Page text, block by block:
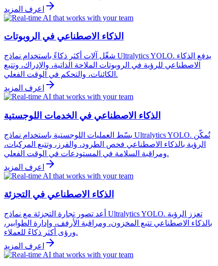
اعرف المزيد
الذكاء الاصطناعي في الروبوتات
شغّل آلات أكثر ذكاءً باستخدام نماذج Ultralytics YOLO. يدفع الذكاء
الاصطناعي للرؤية في الروبوتات الملاحة الذاتية، والإدراك، وتتبع
الكائنات، والتحكم في الوقت الفعلي.
اعرف المزيد
الذكاء الاصطناعي في الخدمات اللوجستية
بسّط العمليات اللوجستية باستخدام نماذج Ultralytics YOLO. تُمكّن
الرؤية بالذكاء الاصطناعي فحص الطرود، والفرز، وتتبع المركبات،
ومراقبة السلامة في المستودعات في الوقت الفعلي.
اعرف المزيد
الذكاء الاصطناعي في التجزئة
أعد تصور تجارة التجزئة مع نماذج Ultralytics YOLO. تعزز الرؤية
بالذكاء الاصطناعي تتبع المخزون، ومراقبة الأرفف، وإدارة الطوابير،
ورؤى أكثر ذكاءً للعملاء.
اعرف المزيد